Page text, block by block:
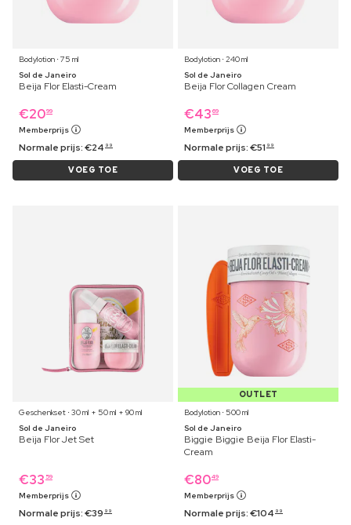
Bodylotion ⋅ 75 ml
Sol de Janeiro
Beija Flor Elasti-Cream
€2099
Memberprijs
Normale prijs:€24 99
VOEG TOE
Bodylotion ⋅ 240 ml
Sol de Janeiro
Beija Flor Collagen Cream
€43 69
Memberprijs
Normale prijs:€51 99
VOEG TOE
Geschenkset ⋅ 30 ml + 50 ml + 90 ml
Sol de Janeiro
Beija Flor Jet Set
€33 59
Memberprijs
Normale prijs:€39 99
OUTLET
Bodylotion ⋅ 500 ml
Sol de Janeiro
Biggie Biggie Beija Flor Elasti-
Cream
€8049
Memberprijs
Normale prijs:€104 99